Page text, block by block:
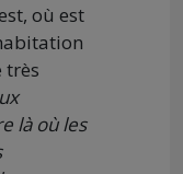
où est
très
là où les